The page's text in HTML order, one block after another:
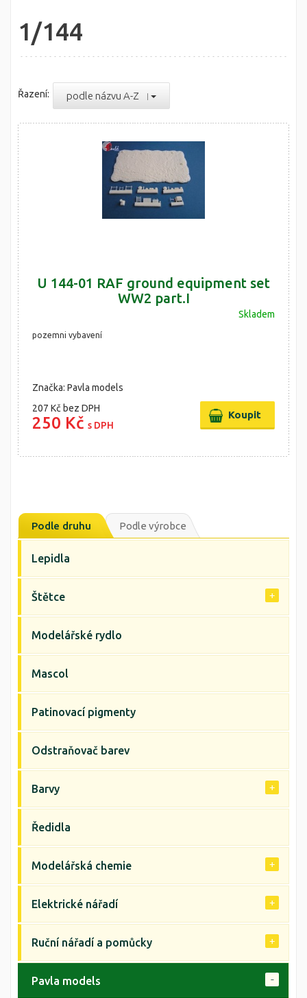
1/144
Řazení: podle názvu A-Z
U 144-01 RAF ground equipment set
WW2 part.I
Skladem
pozemni vybavení
Značka: Pavla models
207 Kč bez DPH
250 Kč s DPH
Podle druhu Podle výrobce
Lepidla
Štětce
Modelářské rydlo
Mascol
Patinovací pigmenty
Odstraňovač barev
Barvy
Ředidla
Modelářská chemie
Elektrické nářadí
Ruční nářadí a pomůcky
Pavla models